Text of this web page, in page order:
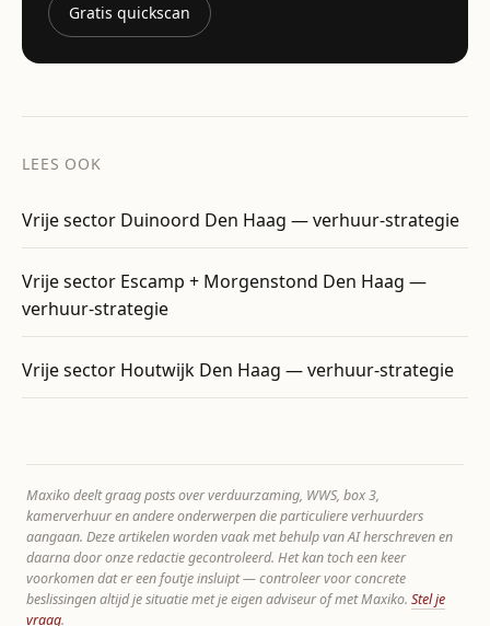
Gratis quickscan
LEES OOK
Vrije sector Duinoord Den Haag — verhuur-strategie
Vrije sector Escamp + Morgenstond Den Haag —
verhuur-strategie
Vrije sector Houtwijk Den Haag — verhuur-strategie
Maxiko deelt graag posts over verduurzaming, WWS, box 3,
kamerverhuur en andere onderwerpen die particuliere verhuurders
aangaan. Deze artikelen worden vaak met behulp van AI herschreven en
daarna door onze redactie gecontroleerd. Het kan toch een keer
voorkomen dat er een foutje insluipt — controleer voor concrete
beslissingen altijd je situatie met je eigen adviseur of met Maxiko. Stel je
vraag.